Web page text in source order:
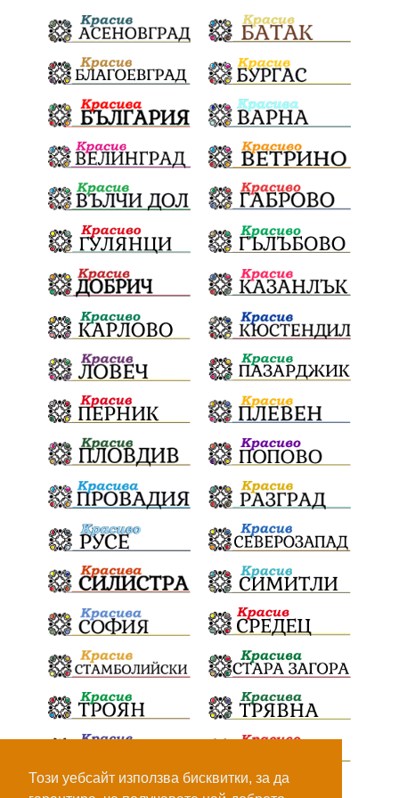
Този уебсайт използва бисквитки, за да
Полиграф ДетекторНаЛъжата МВР
ОбезпечителниМерки МестнаВласт Котел
СИК Ружица РайнаКнягиня
ВеселинОрешков Шофьори
НационаленШампион ОрлинОрлиновЕнчев
ВСС СъдебнаРеформа Шантаж
ПолитическиНатиск ЗаплахаЗаАрест
ПартияВеличие ЕкатеринаДафовска Тракия
ПТП Сливен КварталРечица Данъци
ПътнаИнфраструктура Асфалт
БрашноСтоименов ИстинскиХляб
БългарскоКачество Запис
ПолитическоЗадкулисие Микродрон
КомарДрон КитайскаТехнология
ВоенниТехнологии Наркотици Дрога
НелегалнаЛаборатория Байрактаров
НеНаНаркотиците